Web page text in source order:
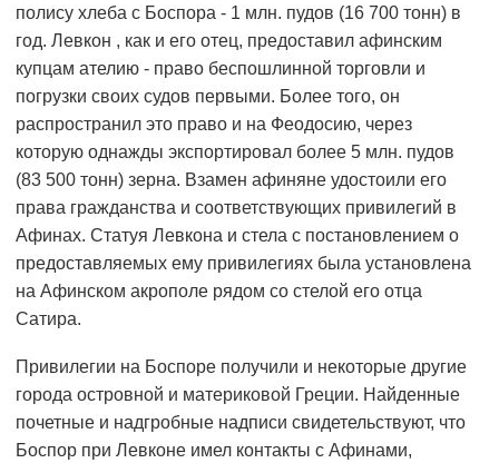
полису хлеба с Боспора - 1 млн. пудов (16 700 тонн) в
год. Левкон , как и его отец, предоставил афинским
купцам ателию - право беспошлинной торговли и
погрузки своих судов первыми. Более того, он
распространил это право и на Феодосию, через
которую однажды экспортировал более 5 млн. пудов
(83 500 тонн) зерна. Взамен афиняне удостоили его
права гражданства и соответствующих привилегий в
Афинах. Статуя Левкона и стела с постановлением о
предоставляемых ему привилегиях была установлена
на Афинском акрополе рядом со стелой его отца
Сатира.
Привилегии на Боспоре получили и некоторые другие
города островной и материковой Греции. Найденные
почетные и надгробные надписи свидетельствуют, что
Боспор при Левконе имел контакты с Афинами,